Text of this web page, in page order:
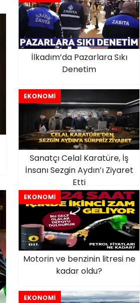
İlkadım’da Pazarlara Sıkı
Denetim
EKONOMİ
Sanatçı Celal Karatüre, İş
İnsanı Sezgin Aydın’ı Ziyaret
Etti
EKONOMİ
Motorin ve benzinin litresi ne
kadar oldu?
EKONOMİ